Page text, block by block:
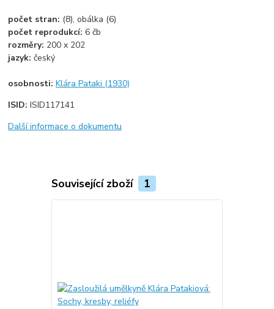
počet stran: (8), obálka (6)
počet reprodukcí:6 čb
rozměry: 200 x 202
jazyk:český
osobnosti:Klára Pataki (1930)
ISID:ISID117141
Další informace o dokumentu
Související zboží 1